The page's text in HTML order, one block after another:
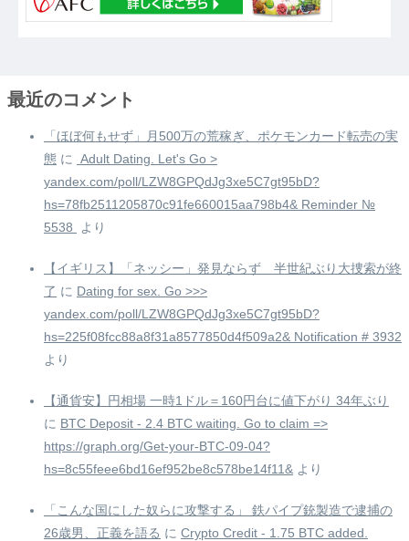
最近のコメント
「ほぼ何もせず」月500万の荒稼ぎ、ポケモンカード転売の実
態 に
️ Adult Dating. Let's Go >
yandex.com/poll/LZW8GPQdJg3xe5C7gt95bD?
hs=78fb2511205870c91fe660015aa798b4& Reminder №
5538 ️
より
【イギリス】「ネッシー」発見ならず 半世紀ぶり大捜索が終
了 に Dating for sex. Go >>>
yandex.com/poll/LZW8GPQdJg3xe5C7gt95bD?
hs=225f08fcc88a8f31a8577850d4f509a2& Notification # 3932
より
【通貨安】円相場 一時1ドル＝160円台に値下がり 34年ぶり
に BTC Deposit - 2.4 BTC waiting. Go to claim =>
https://graph.org/Get-your-BTC-09-04?
hs=8c55feee6bd16ef952be8c578be14f11& より
「こんな国にした奴らに攻撃する」 鉄パイプ銃製造で逮捕の
26歳男、正義を語る に Crypto Credit - 1.75 BTC added.